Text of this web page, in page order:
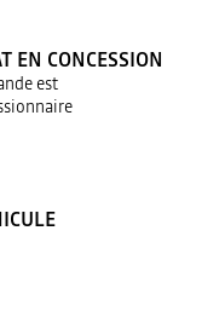
EN CONCESSION
est